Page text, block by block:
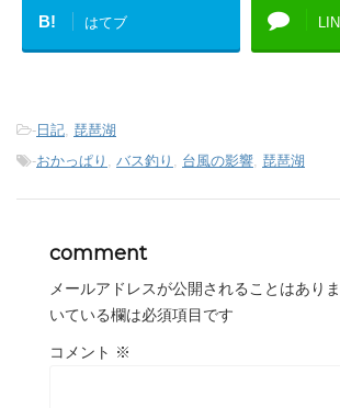
B! はてブ
-日記 琵琶湖
-おかっぱり バス釣り 台風の影響 琵琶湖
comment
メールアドレスが公開されることはありま
いている欄は必須項目です
コメント ※